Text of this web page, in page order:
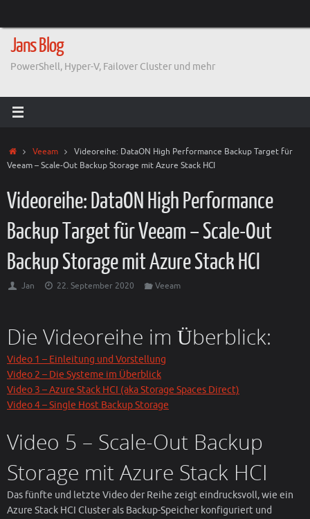
springen
Jans Blog
PowerShell, Hyper-V, Failover Cluster und mehr
StartVeeam
Videoreihe: DataON High Performance Backup Target für
Veeam – Scale-Out Backup Storage mit Azure Stack HCI
Videoreihe: DataON High Performance
Backup Target für Veeam – Scale-Out
Backup Storage mit Azure Stack HCI
Jan 22. September 2020 Veeam
Die Videoreihe im Überblick:
Video 1 – Einleitung und Vorstellung
Video 2 – Die Systeme im Überblick
Video 3 – Azure Stack HCI (aka Storage Spaces Direct)
Video 4 – Single Host Backup Storage
Video 5 – Scale-Out Backup
Storage mit Azure Stack HCI
Das fünfte und letzte Video der Reihe zeigt eindrucksvoll, wie ein
Azure Stack HCI Cluster als Backup-Speicher konfiguriert und